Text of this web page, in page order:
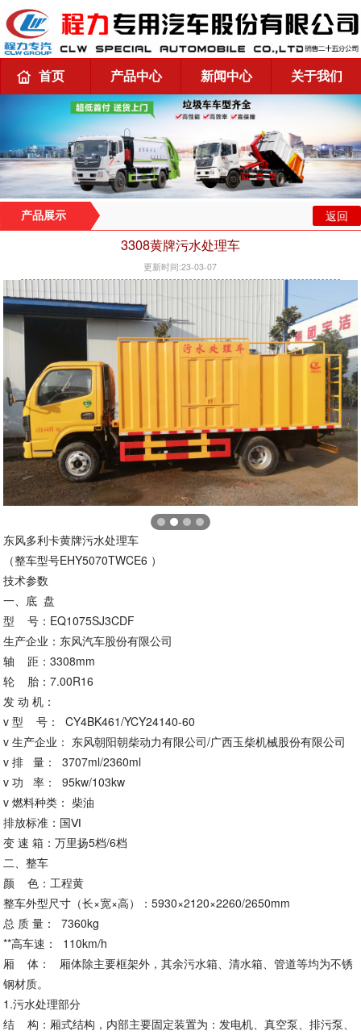
首页 产品中心 新闻中心 关于我们
产品展示 返回
3308黄牌污水处理车
更新时间:23-03-07
东风多利卡黄牌污水处理车
（整车型号EHY5070TWCE6 ）
技术参数
一、底 盘
型 号：EQ1075SJ3CDF
生产企业：东风汽车股份有限公司
轴 距：3308mm
轮 胎：7.00R16
发 动 机：
v 型 号： CY4BK461/YCY24140-60
v 生产企业： 东风朝阳朝柴动力有限公司/广西玉柴机械股份有限公司
v 排 量： 3707ml/2360ml
v 功 率： 95kw/103kw
v 燃料种类： 柴油
排放标准：国Ⅵ
变 速 箱：万里扬5档/6档
二、整车
颜 色：工程黄
整车外型尺寸（长×宽×高）：5930×2120×2260/2650mm
总 质 量： 7360kg
**高车速： 110km/h
厢 体： 厢体除主要框架外，其余污水箱、清水箱、管道等均为不锈
钢材质。
1.污水处理部分
结 构：厢式结构，内部主要固定装置为：发电机、真空泵、排污泵、